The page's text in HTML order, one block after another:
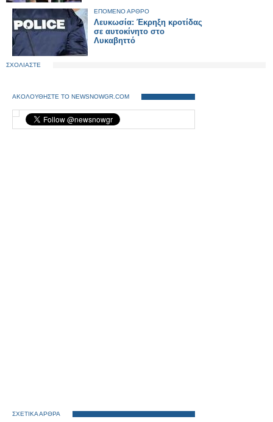
ΕΠΟΜΕΝΟ ΑΡΘΡΟ
Λευκωσία: Έκρηξη κροτίδας
σε αυτοκίνητο στο
Λυκαβηττό
ΣΧΟΛΙΑΣΤΕ
ΑΚΟΛΟΥΘΗΣΤΕ ΤΟ NEWSNOWGR.COM
ΣΧΕΤΙΚΑ ΑΡΘΡΑ